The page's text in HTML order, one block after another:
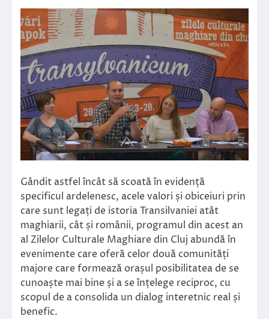
Gândit astfel încât să scoată în evidență
specificul ardelenesc, acele valori și obiceiuri prin
care sunt legați de istoria Transilvaniei atât
maghiarii, cât și românii, programul din acest an
al Zilelor Culturale Maghiare din Cluj abundă în
evenimente care oferă celor două comunități
majore care formează orașul posibilitatea de se
cunoaște mai bine și a se înțelege reciproc, cu
scopul de a consolida un dialog interetnic real și
benefic.